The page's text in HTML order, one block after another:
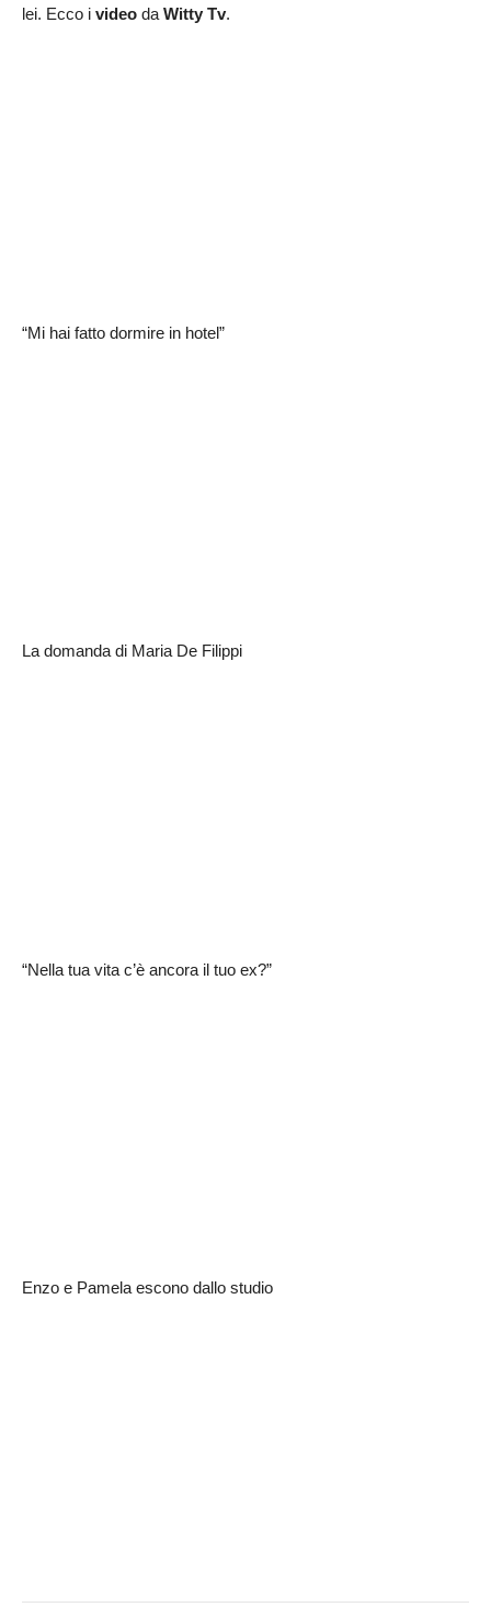
lei. Ecco i video daWitty Tv.
“Mi hai fatto dormire in hotel”
La domanda di Maria De Filippi
“Nella tua vita c’è ancora il tuo ex?”
Enzo e Pamela escono dallo studio